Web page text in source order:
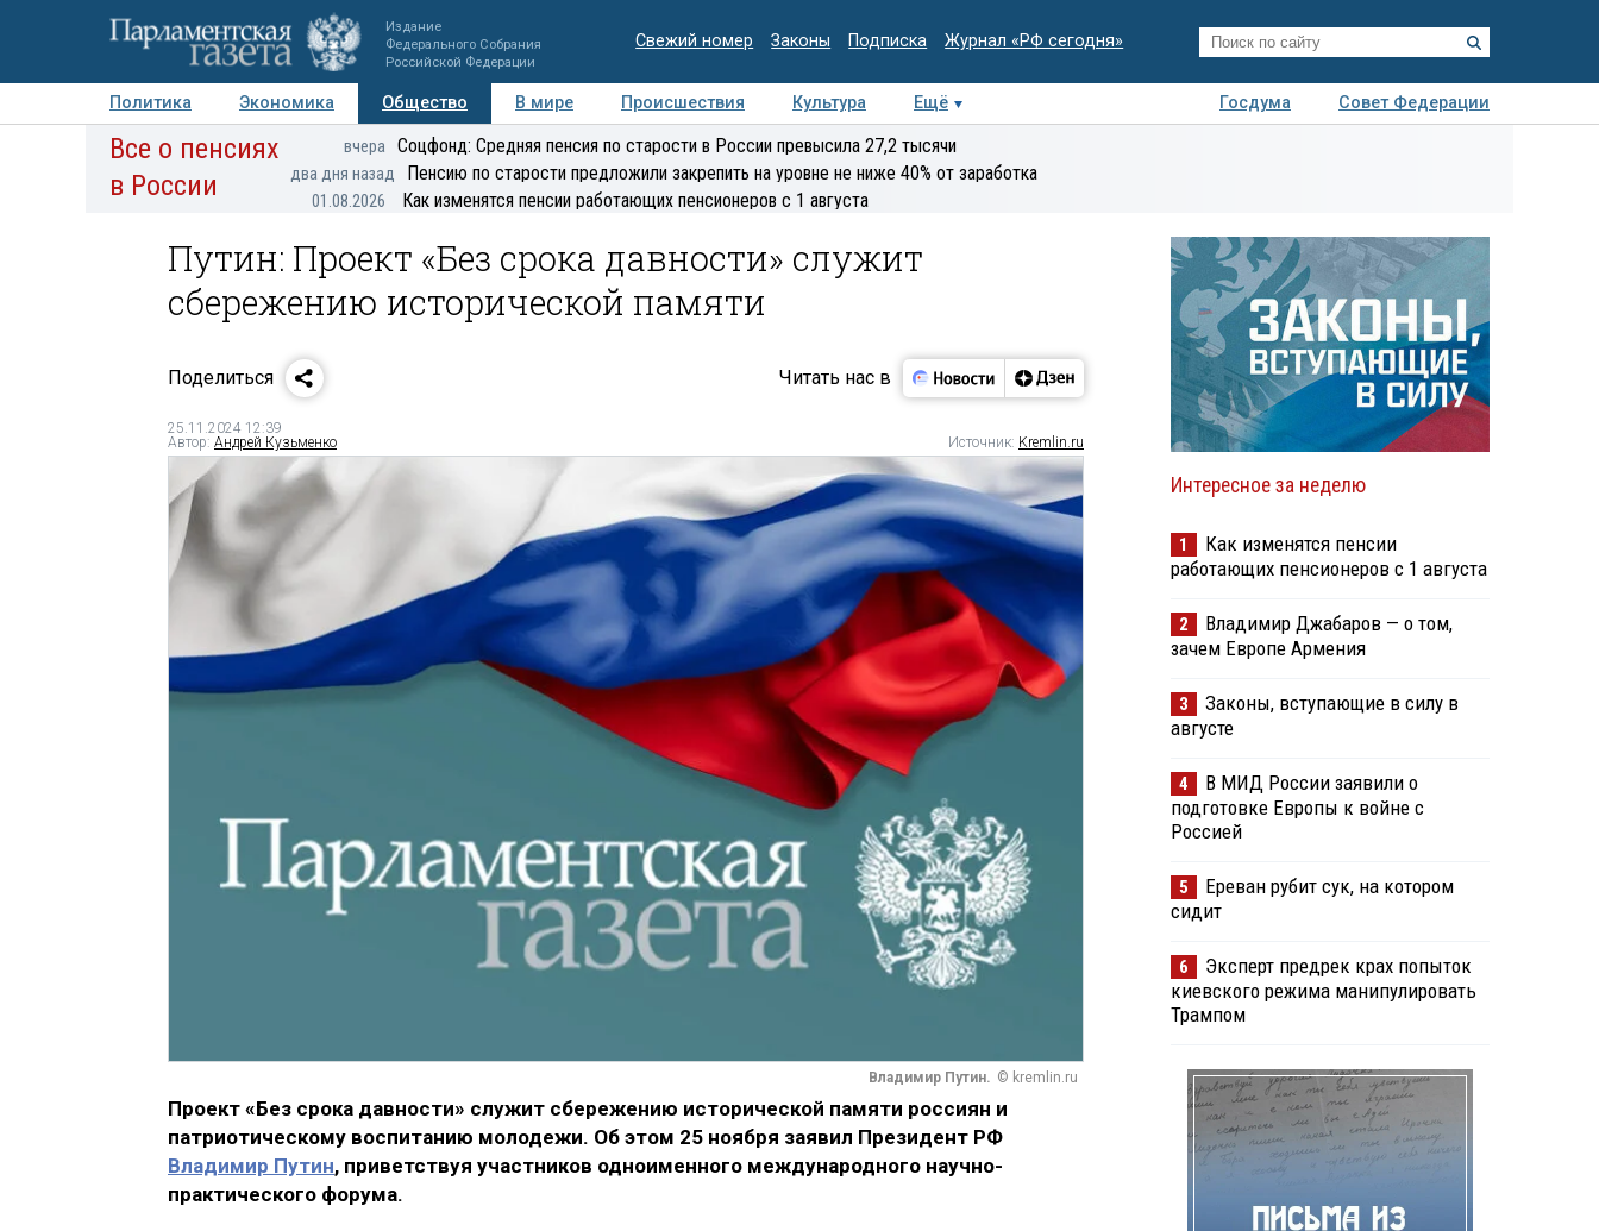
Издание
Федерального Собрания
Российской Федерации
Свежий номер Законы Подписка Журнал «РФ сегодня»
Политика Экономика Общество В мире Происшествия Культура Ещё Госдума
Совет Федерации
Авторы Персоны Мнения Регионы Медиацентр Интервью Колумнисты
экспертиза
Все о пенсиях
в России
вчера Соцфонд: Средняя пенсия по старости в России превысила 27,2 тысячи
два дня назад Пенсию по старости предложили закрепить на уровне не ниже 40% от заработка
01.08.2026 Как изменятся пенсии работающих пенсионеров с 1 августа
Путин: Проект «Без срока давности» служит
сбережению исторической памяти
Поделиться Читать нас в
25.11.2024 12:39
Автор: Андрей Кузьменко Источник: Kremlin.ru
Владимир Путин. © kremlin.ru
Проект «Без срока давности» служит сбережению исторической памяти россиян и
патриотическому воспитанию молодежи. Об этом 25 ноября заявил Президент РФ
Владимир Путин, приветствуя участников одноименного международного научно-
практического форума.
Интересное за неделю
1
Как изменятся пенсии
работающих пенсионеров с 1 августа
2
Владимир Джабаров — о том,
зачем Европе Армения
3
Законы, вступающие в силу в
августе
4
В МИД России заявили о
подготовке Европы к войне с
Россией
5
Ереван рубит сук, на котором
сидит
6
Эксперт предрек крах попыток
киевского режима манипулировать
Трампом